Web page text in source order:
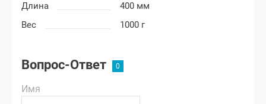
Длина
400 мм
Вес
1000 г
Вопрос-Ответ
Имя